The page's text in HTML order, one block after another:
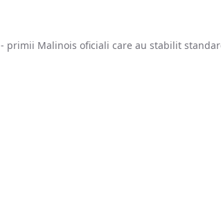
- primii Malinois oficiali care au stabilit